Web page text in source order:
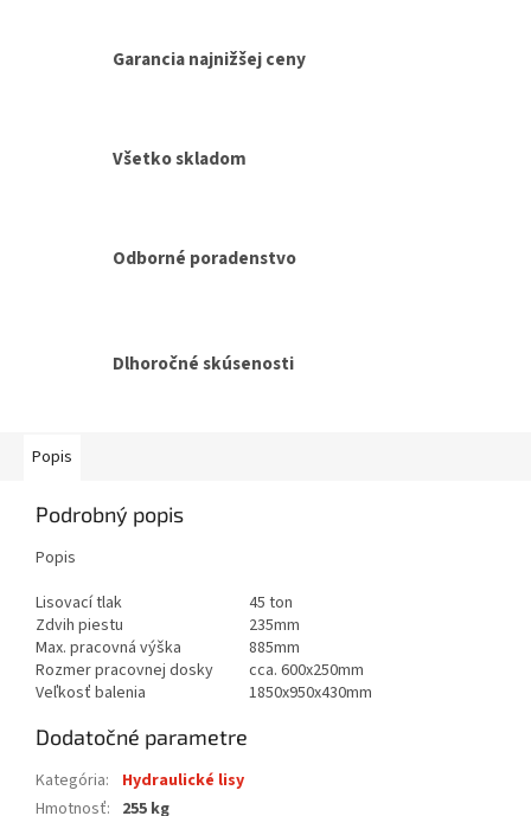
Garancia najnižšej ceny
Všetko skladom
Odborné poradenstvo
Dlhoročné skúsenosti
Popis
Podrobný popis
Popis
Lisovací tlak
45 ton
Zdvih piestu
235mm
Max. pracovná výška
885mm
Rozmer pracovnej dosky
cca. 600x250mm
Veľkosť balenia
1850x950x430mm
Dodatočné parametre
Kategória:
Hydraulické lisy
Hmotnosť: 255 kg